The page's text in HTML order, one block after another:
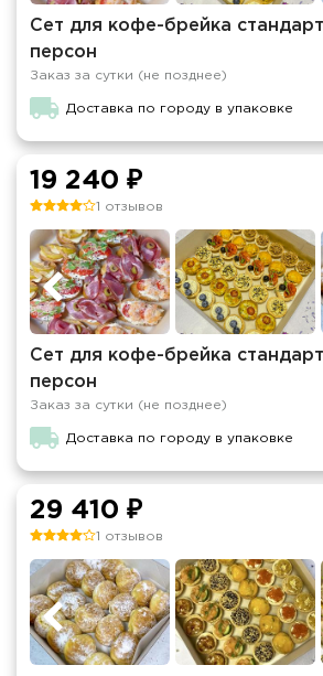
Сет для кофе-брейка стандарт
персон
Заказ за сутки (не позднее)
Доставка по городу в упаковке
19 240 ₽
1 отзывов
Сет для кофе-брейка
персон
Заказ за сутки (не позднее)
Доставка по городу в упаковке
29 410 ₽
1 отзывов